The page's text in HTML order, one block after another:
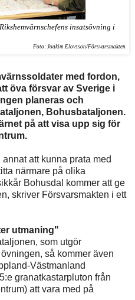
insatsövning i
Foto: Joakim Elovsson/Försvarsmakten
med fordon,
öva försvar av Sverige i
planeras och
Bohusbataljonen.
på att visa upp sig för
att kunna prata med
närmare på olika
Bohusdal kommer att ge
skriver Försvarsmakten i ett
utmaning"
som utgör
så kommer även
Västmanland
granatkastarpluton från
att vara med på